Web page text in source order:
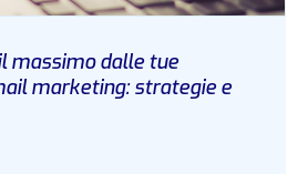
massimo dalle tue
marketing: strategie e